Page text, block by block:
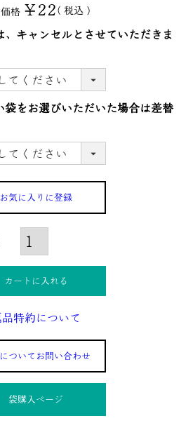
格 ¥22 税込
、キャンセルとさせていただきま
袋をお選びいただいた場合は差替
お気に入りに登録
カートに入れる
品特約について
ついてお問い合わせ
袋購入ぺージ